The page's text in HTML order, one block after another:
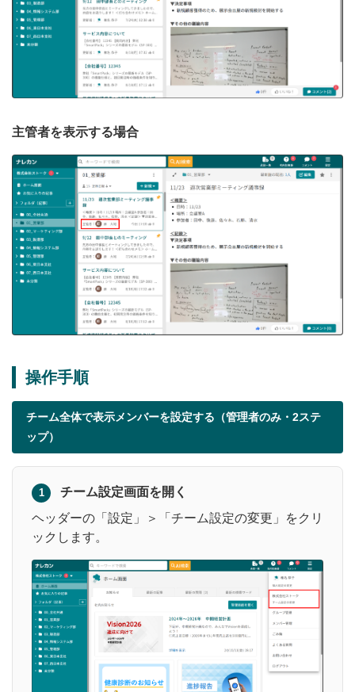
主管者を表示する場合
操作手順
チーム全体で表示メンバーを設定する（管理者のみ・2ステ
ップ）
1
チーム設定画面を開く
ヘッダーの「設定」＞「チーム設定の変更」をクリ
ックします。